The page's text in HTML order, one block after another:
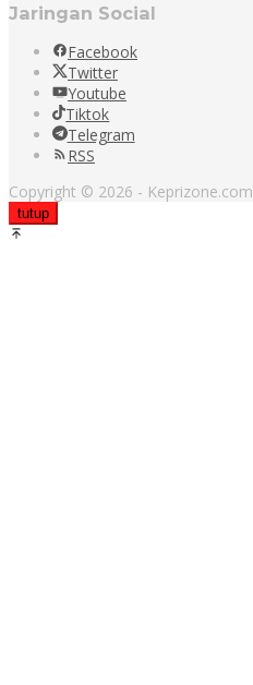
Jaringan Social
Facebook
Twitter
Youtube
Tiktok
Telegram
RSS
Copyright © 2026 - Keprizone.com
tutup